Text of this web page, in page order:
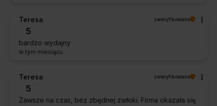
Teresa zweryfikowano
5
bardzo wydajny
w tym miesiącu
Teresa zweryfikowano
5
Zawsze na czas, bez zbędnej zwłoki. Firma okazała się